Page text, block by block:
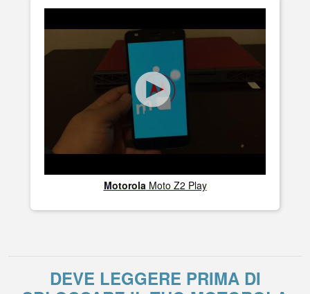
MotorolaMoto Z2 Play
DEVE LEGGERE PRIMA DI